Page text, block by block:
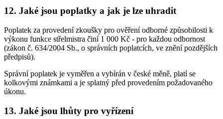
12. Jaké jsou poplatky a jak je lze uhradit
Poplatek za provedení zkoušky pro ověření odborné způsobilosti k
výkonu funkce střelmistra činí 1 000 Kč - pro každou odbornost
(zákon č. 634/2004 Sb., o správních poplatcích, ve znění pozdějších
předpisů).
Správní poplatek je vyměřen a vybírán v české měně, platí se
kolkovými známkami a je splatný před provedením požadovaného
úkonu.
13. Jaké jsou lhůty pro vyřízení